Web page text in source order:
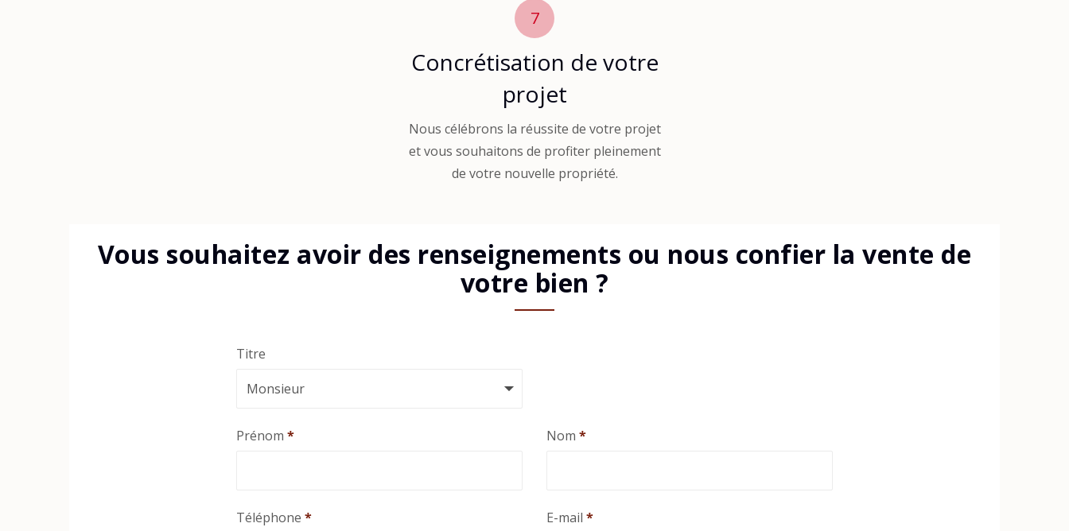
7
Concrétisation de votre
projet
Nous célébrons la réussite de votre projet
et vous souhaitons de profiter pleinement
de votre nouvelle propriété.
Vous souhaitez avoir des renseignements ou nous confier la vente de
votre bien ?
Titre
Prénom * Nom *
Téléphone * E-mail *